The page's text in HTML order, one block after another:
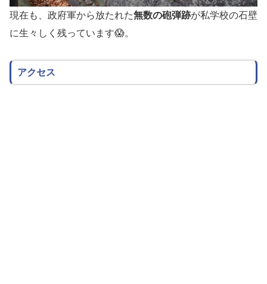
現在も、政府軍から放たれた無数の砲弾跡が私学校の石壁
に生々しく残っています😱。
アクセス